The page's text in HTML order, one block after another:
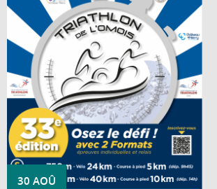
30 AOÛ
Rendez-vous mythique, historique et
dynamique de Château-Thierry, le Triathlon
de l'Omois se déroulera le 30 août 2026 !